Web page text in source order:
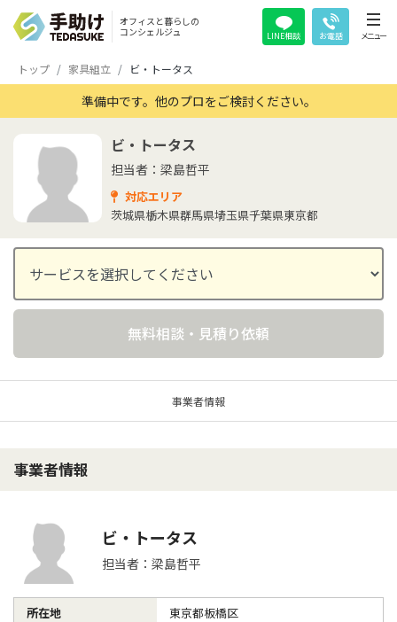
オフィスと暮らしの
コンシェルジュ
LINE相談 お電話 メニュー
トップ 家具組立 ビ・トータス
準備中です。他のプロをご検討ください。
ビ・トータス
担当者：梁島哲平
対応エリア
茨城県栃木県群馬県埼玉県千葉県東京都
無料相談・見積り依頼
事業者情報
事業者情報
ビ・トータス
担当者：梁島哲平
所在地 東京都板橋区